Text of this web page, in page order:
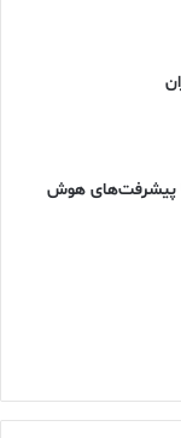
پیشرفت‌های هوش